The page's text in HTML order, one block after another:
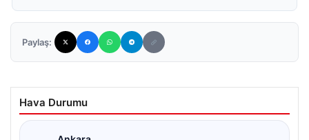
Paylaş:
Hava Durumu